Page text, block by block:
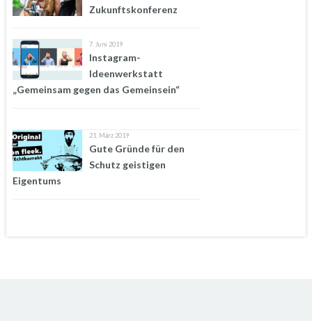
Zukunftskonferenz
7. Juni 2019
Instagram-
Ideenwerkstatt
„Gemeinsam gegen das Gemeinsein“
21. März 2019
Gute Gründe für den
Schutz geistigen
Eigentums